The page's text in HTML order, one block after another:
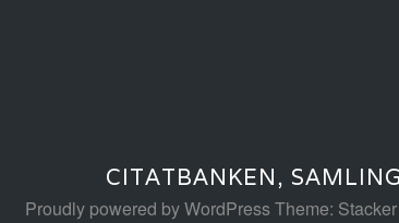
CITATBANKEN,
Proudly powered by WordPressTheme: